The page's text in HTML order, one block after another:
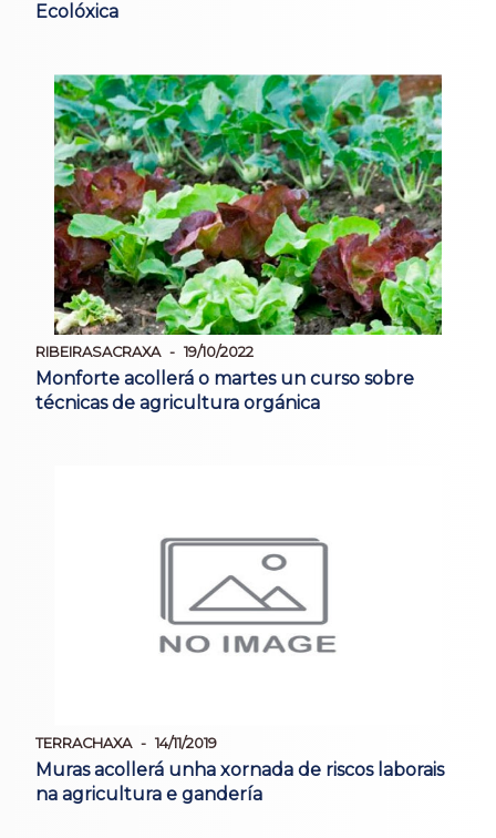
Ecolóxica
RIBEIRASACRAXA 19/10/2022
Monforte acollerá o martes un curso sobre
técnicas de agricultura orgánica
TERRACHAXA 14/11/2019
Muras acollerá unha xornada de riscos laborais
na agricultura e gandería